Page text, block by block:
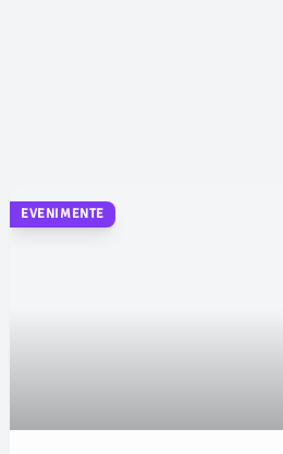
EVENIMENTE